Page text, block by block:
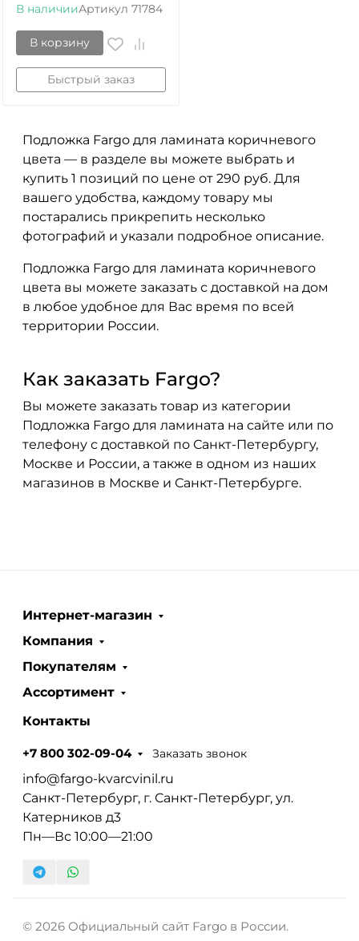
В наличииАртикул 71784
В корзину
Быстрый заказ
Подложка Fargo для ламината коричневого
цвета — в разделе вы можете выбрать и
купить 1 позиций по цене от 290 руб. Для
вашего удобства, каждому товару мы
постарались прикрепить несколько
фотографий и указали подробное описание.
Подложка Fargo для ламината коричневого
цвета вы можете заказать с доставкой на дом
в любое удобное для Вас время по всей
территории России.
Как заказать Fargo?
Вы можете заказать товар из категории
Подложка Fargo для ламината на сайте или по
телефону с доставкой по Санкт-Петербургу,
Москве и России, а также в одном из наших
магазинов в Москве и Санкт-Петербурге.
Интернет-магазин
Компания
Покупателям
Ассортимент
Контакты
+7 800 302-09-04 Заказать звонок
info@fargo-kvarcvinil.ru
Санкт-Петербург, г. Санкт-Петербург, ул.
Катерников д3
Пн—Вс 10:00—21:00
© 2026 Официальный сайт Fargo в России.